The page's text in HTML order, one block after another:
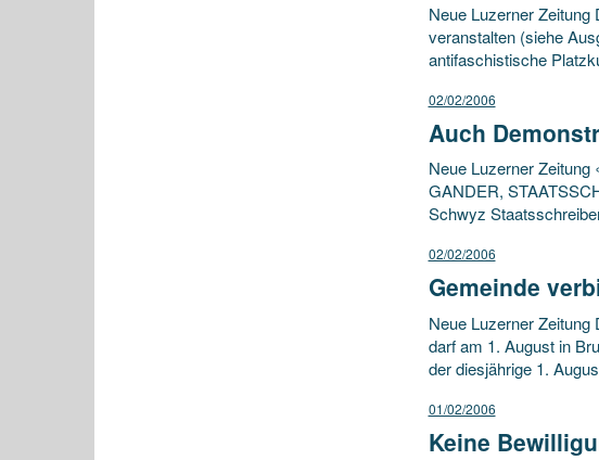
Neue Luzerner Zeitung
veranstalten (siehe
antifaschistische
02/02/2006
Auch
Neue Luzerner Zeitung
GANDER,
Schwyz
02/02/2006
Gemeinde
Neue Luzerner
darf am 1. August in
der diesjährige 1.
01/02/2006
Keine